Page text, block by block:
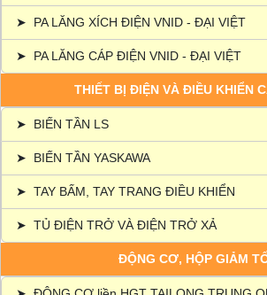
➤ PA LĂNG XÍCH ĐIỆN VNID - ĐẠI VIỆT
➤ PA LĂNG CÁP ĐIỆN VNID - ĐẠI VIỆT
THIẾT BỊ ĐIỆN VÀ ĐIỀU KHIỂN
➤ BIẾN TẦN LS
➤ BIẾN TẦN YASKAWA
➤ TAY BẤM, TAY TRANG ĐIỀU KHIỂN
➤ TỦ ĐIỆN TRỞ VÀ ĐIỆN TRỞ XẢ
ĐỘNG CƠ, HỘP GIẢM